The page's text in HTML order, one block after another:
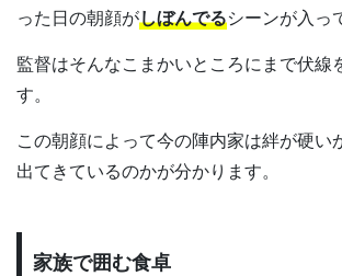
った日の朝顔がしぼんでるシーンが入っ
監督はそんなこまかいところにまで伏線
す。
この朝顔によって今の陣内家は絆が硬い
出てきているのかが分かります。
家族で囲む食卓